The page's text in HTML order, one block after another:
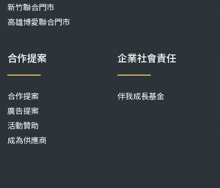
新竹聯合門市
高雄博愛聯合門市
合作提案
合作提案
廣告提案
活動贊助
成為供應商
企業社會責任
伴我成長基金